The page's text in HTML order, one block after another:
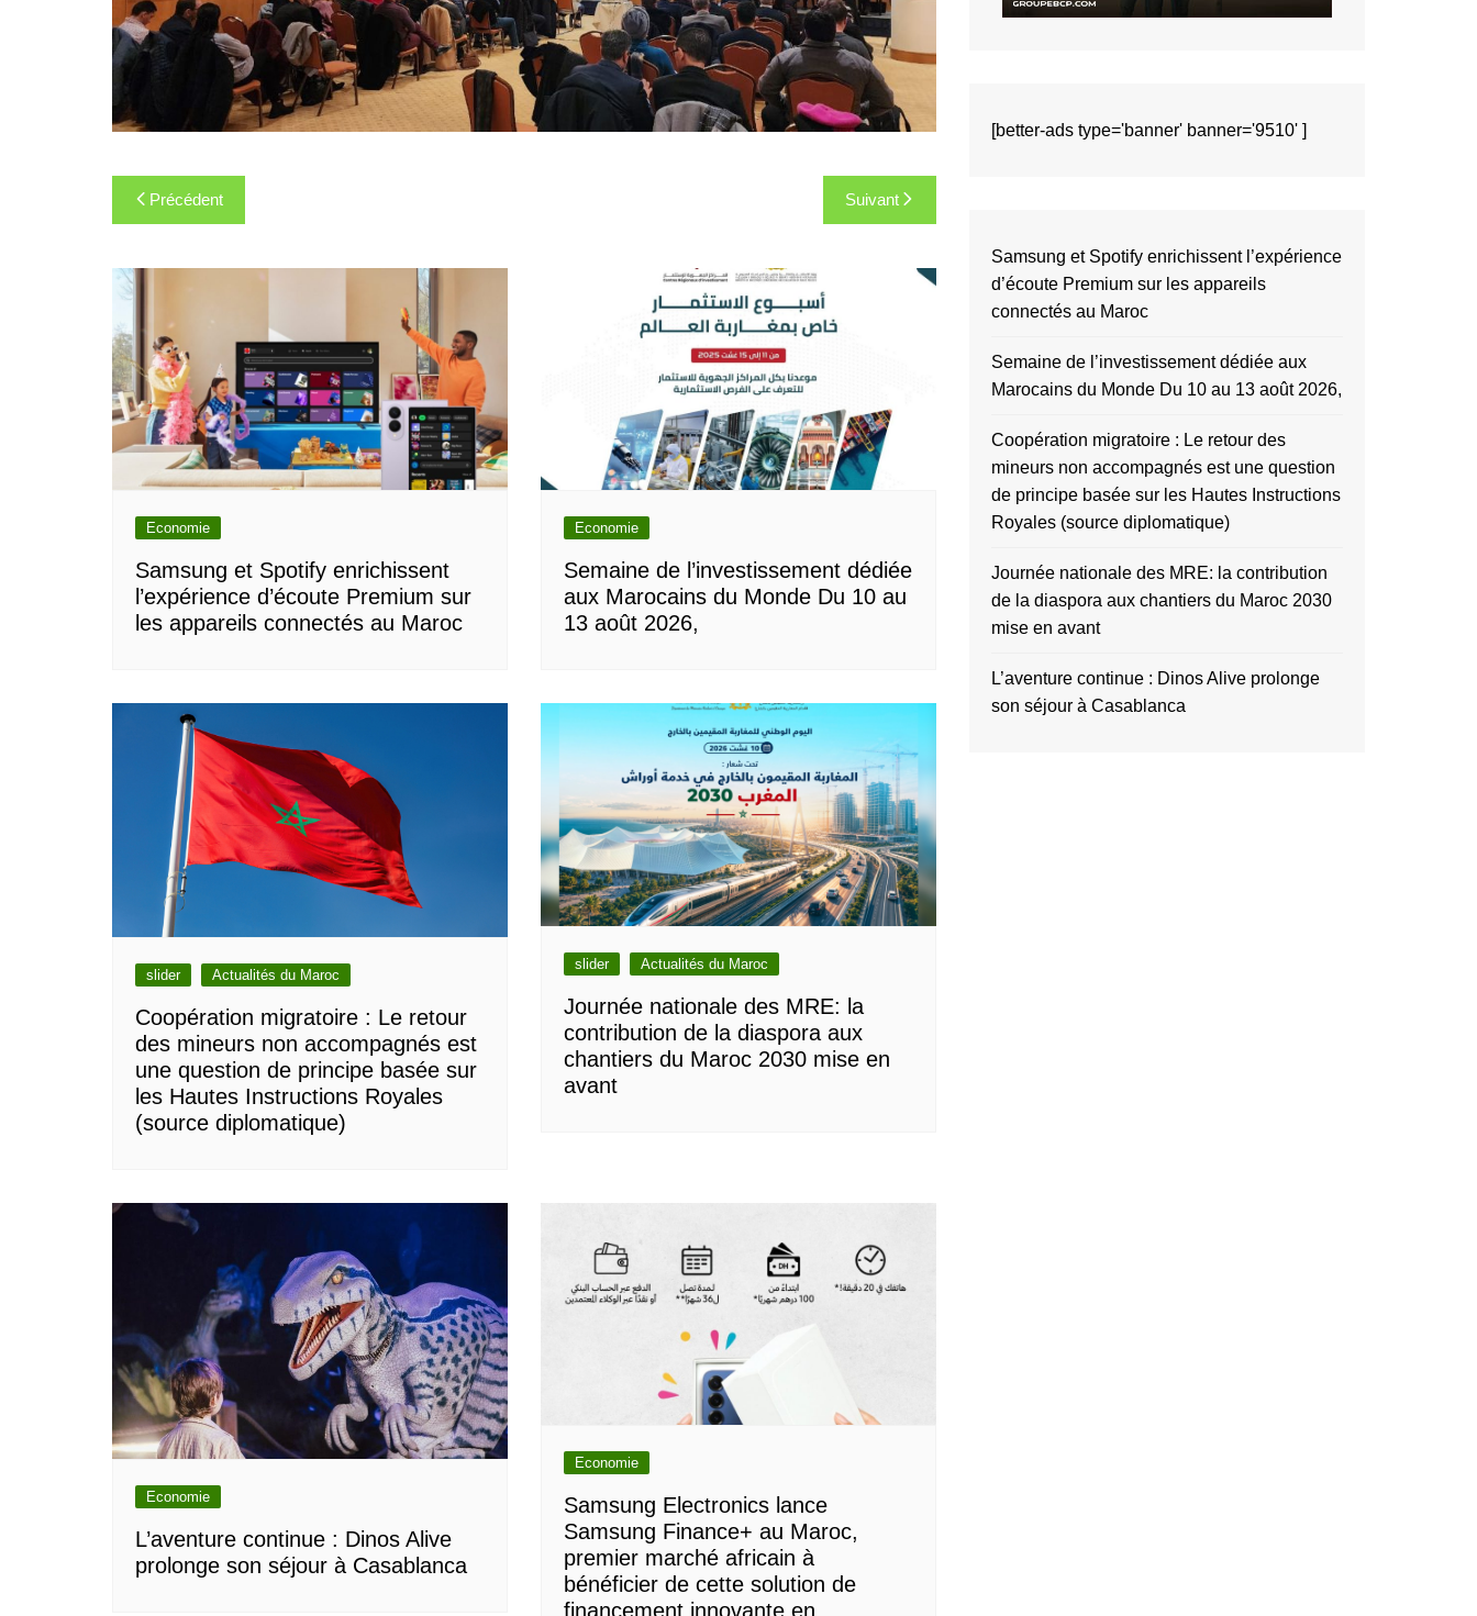
Navigation
de
l’article
Précédent Suivant
Economie
Samsung et Spotify enrichissent
l’expérience d’écoute Premium sur
les appareils connectés au Maroc
Economie
Semaine de l’investissement dédiée
aux Marocains du Monde Du 10 au
13 août 2026,
slider Actualités du Maroc
Coopération migratoire : Le retour
des mineurs non accompagnés est
une question de principe basée sur
les Hautes Instructions Royales
(source diplomatique)
slider Actualités du Maroc
Journée nationale des MRE: la
contribution de la diaspora aux
chantiers du Maroc 2030 mise en
avant
Economie
L’aventure continue : Dinos Alive
prolonge son séjour à Casablanca
Economie
Samsung Electronics lance
Samsung Finance+ au Maroc,
premier marché africain à
bénéficier de cette solution de
financement innovante en
[better-ads type='banner' banner='9510' ]
Samsung et Spotify enrichissent l’expérience
d’écoute Premium sur les appareils
connectés au Maroc
Semaine de l’investissement dédiée aux
Marocains du Monde Du 10 au 13 août 2026,
Coopération migratoire : Le retour des
mineurs non accompagnés est une question
de principe basée sur les Hautes Instructions
Royales (source diplomatique)
Journée nationale des MRE: la contribution
de la diaspora aux chantiers du Maroc 2030
mise en avant
L’aventure continue : Dinos Alive prolonge
son séjour à Casablanca